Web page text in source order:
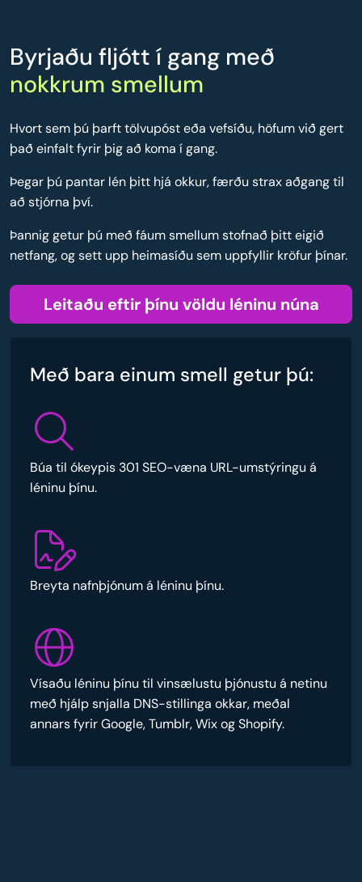
Byrjaðu fljótt í gang með
nokkrum smellum
Hvort sem þú þarft tölvupóst eða vefsíðu, höfum við gert
það einfalt fyrir þig að koma í gang.
Þegar þú pantar lén þitt hjá okkur, færðu strax aðgang til
að stjórna því.
Þannig getur þú með fáum smellum stofnað þitt eigið
netfang, og sett upp heimasíðu sem uppfyllir kröfur þínar.
Leitaðu eftir þínu völdu léninu núna
Með bara einum smell getur þú:
Búa til ókeypis 301 SEO-væna URL-umstýringu á
léninu þínu.
Breyta nafnþjónum á léninu þínu.
Vísaðu léninu þínu til vinsælustu þjónustu á netinu
með hjálp snjalla DNS-stillinga okkar, meðal
annars fyrir Google, Tumblr, Wix og Shopify.